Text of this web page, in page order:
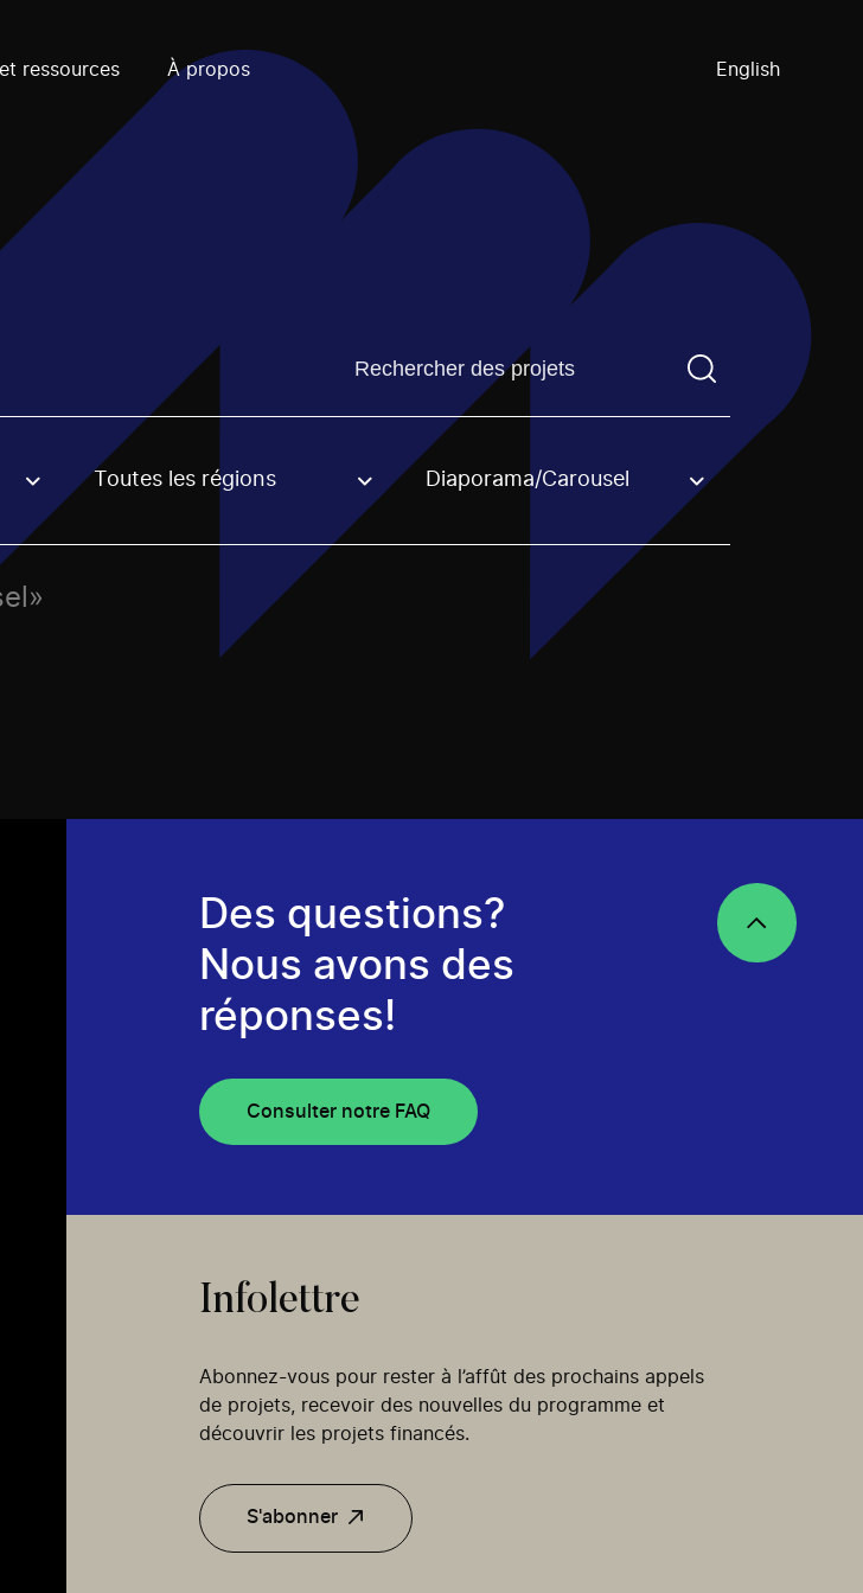
ressources À propos English
Trouvez un projetVous devez saisir un terme de
will be applied when selecting an option.
Toutes les régions Diaporama/Carousel
Des questions?
Nous avons des
réponses!
Consulter notre FAQ
Infolettre
Abonnez-vous pour rester à l’affût des prochains appels
de projets, recevoir des nouvelles du programme et
découvrir les projets financés.
S'abonner